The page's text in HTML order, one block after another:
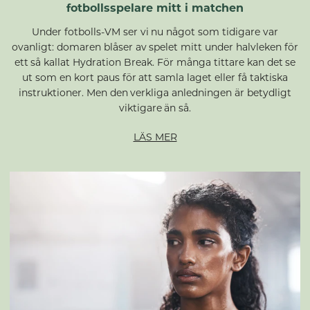
fotbollsspelare mitt i matchen
Under fotbolls-VM ser vi nu något som tidigare var
ovanligt: domaren blåser av spelet mitt under halvleken för
ett så kallat Hydration Break. För många tittare kan det se
ut som en kort paus för att samla laget eller få taktiska
instruktioner. Men den verkliga anledningen är betydligt
viktigare än så.
LÄS MER